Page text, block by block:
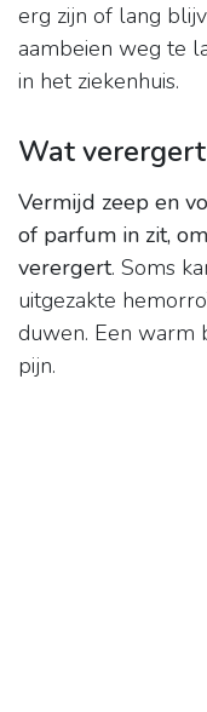
erg zijn of lang
aambeien weg te
in het ziekenhuis.
Wat
Vermijd zeep en
of parfum in zit,
verergert. Soms
uitgezakte
duwen. Een warm
pijn.